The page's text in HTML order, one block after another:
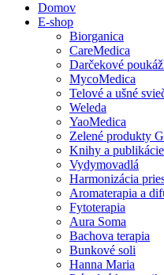
Domov
E-shop
Biorganica
CareMedica
Darčekové
MycoMedica
Telové a ušné
Weleda
YaoMedica
Zelené produkty
Knihy a publikácie
Vydymovadlá
Harmonizácia
Aromaterapia a
Fytoterapia
Aura Soma
Bachova terapia
Bunkové soli
Hanna Maria